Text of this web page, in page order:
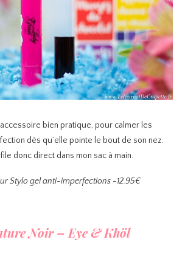
bien pratique, pour calmer les
dés qu’elle pointe le bout de son nez.
donc direct dans mon sac à main.
Stylo gel anti-imperfections -12.95€
Noir – Eye & Khöl